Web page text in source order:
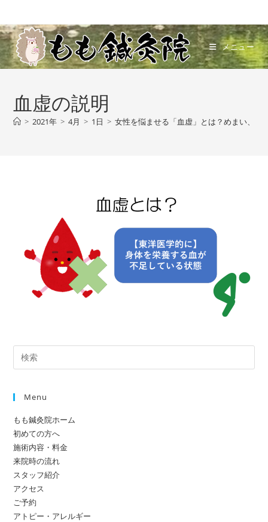
ン
テ
ン
ツ
メニュー
血虚の説明
> 2021年 > 4月 > 1日 > 女性を悩ませる「血虚」とは？めまい、貧
Menu
もも鍼灸院ホーム
初めての方へ
施術内容・料金
来院時の流れ
スタッフ紹介
アクセス
ご予約
アトピー・アレルギー